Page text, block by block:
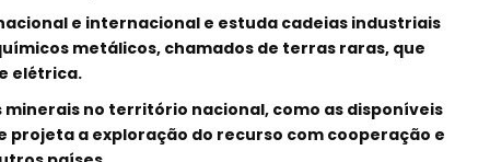
e internacional e estuda cadeias industriais
metálicos, chamados de terras raras, que
elétrica.
no território nacional, como as disponíveis
projeta a exploração do recurso com cooperação e